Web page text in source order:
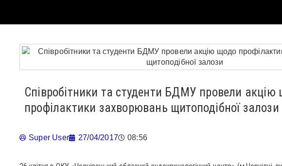
Співробітники та студенти БДМУ провели акцію
профілактики захворювань щитоподібної залози
Super User 27/04/2017 08:56